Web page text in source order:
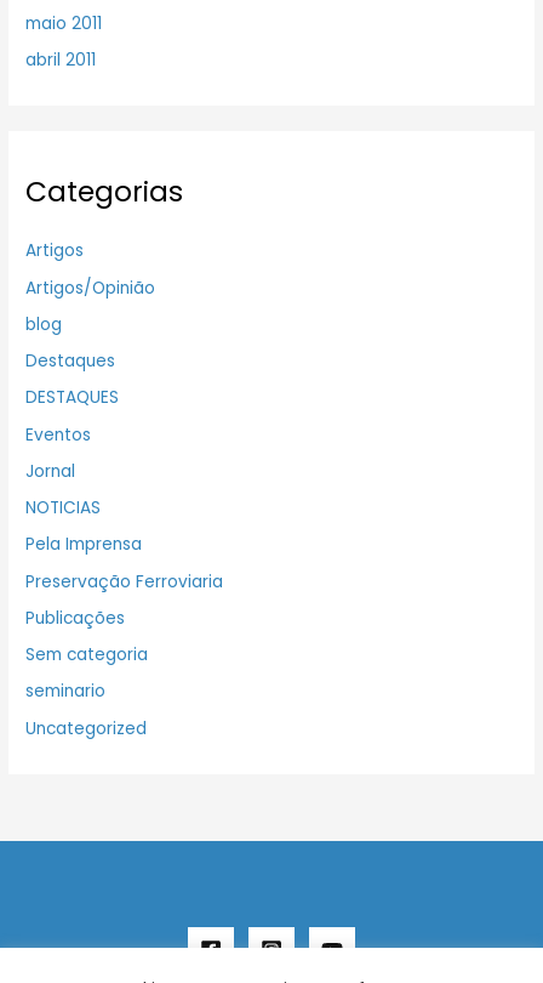
maio 2011
abril 2011
Categorias
Artigos
Artigos/Opinião
blog
Destaques
DESTAQUES
Eventos
Jornal
NOTICIAS
Pela Imprensa
Preservação Ferroviaria
Publicações
Sem categoria
seminario
Uncategorized